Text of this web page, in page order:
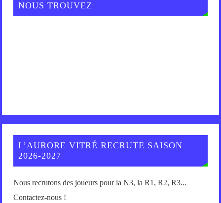
NOUS TROUVEZ
L’AURORE VITRÉ RECRUTE SAISON
2026-2027
Nous recrutons des joueurs pour la N3, la R1, R2, R3...
Contactez-nous !